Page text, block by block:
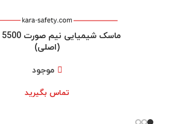
(اصلی)
موجود
تماس بگیرید